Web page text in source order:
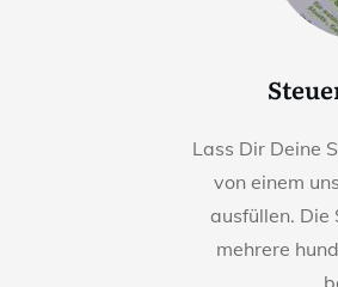
Lass Dir Deine
von einem
ausfüllen. Die
mehrere